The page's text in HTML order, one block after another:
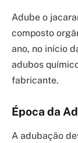
Adube o
composto
ano, no início
adubos
fabricante.
Época da
A adubação